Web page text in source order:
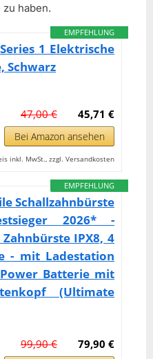
haben.
EMPFEHLUNG
1 Elektrische
Schwarz
45,71 €
47,00 €
Bei Amazon ansehen
inkl. MwSt., zzgl. Versandkosten
EMPFEHLUNG
Schallzahnbürste
2026* -
IPX8, 4
- mit Ladestation
Batterie mit
(Ultimate
79,90 €
99,90 €